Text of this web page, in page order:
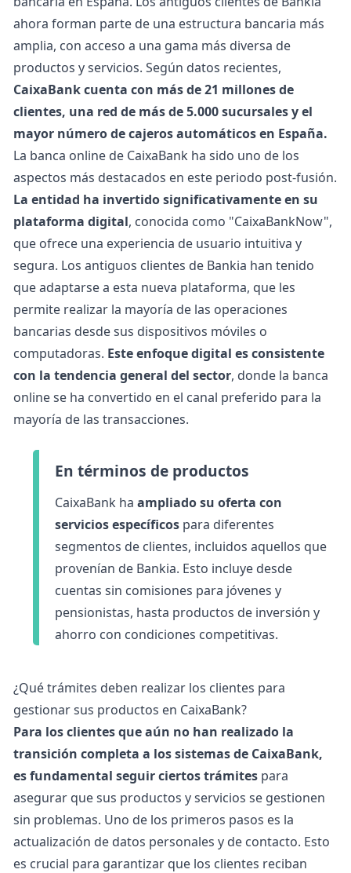
ahora forman parte de una estructura bancaria más
amplia, con acceso a una gama más diversa de
productos y servicios. Según datos recientes,
CaixaBank cuenta con más de 21 millones de
clientes, una red de más de 5.000 sucursales y el
mayor número de cajeros automáticos en España.
La banca online de CaixaBank ha sido uno de los
aspectos más destacados en este periodo post-fusión.
La entidad ha invertido significativamente en su
plataforma digital, conocida como "CaixaBankNow",
que ofrece una experiencia de usuario intuitiva y
segura. Los antiguos clientes de Bankia han tenido
que adaptarse a esta nueva plataforma, que les
permite realizar la mayoría de las operaciones
bancarias desde sus dispositivos móviles o
computadoras. Este enfoque digital es consistente
con la tendencia general del sector, donde la banca
online se ha convertido en el canal preferido para la
mayoría de las transacciones.
En términos de productos
CaixaBank ha ampliado su oferta con
servicios específicos para diferentes
segmentos de clientes, incluidos aquellos que
provenían de Bankia. Esto incluye desde
cuentas sin comisiones para jóvenes y
pensionistas, hasta productos de inversión y
ahorro con condiciones competitivas.
¿Qué trámites deben realizar los clientes para
gestionar sus productos en CaixaBank?
Para los clientes que aún no han realizado la
transición completa a los sistemas de CaixaBank,
es fundamental seguir ciertos trámites para
asegurar que sus productos y servicios se gestionen
sin problemas. Uno de los primeros pasos es la
actualización de datos personales y de contacto. Esto
es crucial para garantizar que los clientes reciban